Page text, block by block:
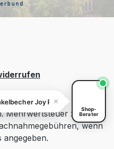
Mehrwertsteuer zzgl.
wenn
angegeben.
Shop-
Berater
Joy Passion Fruit